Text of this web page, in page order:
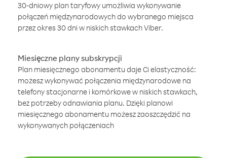
30-dniowy plan taryfowy umożliwia wykonywanie
połączeń międzynarodowych do wybranego miejsca
przez okres 30 dni w niskich stawkach Viber.
Miesięczne plany subskrypcji
Plan miesięcznego abonamentu daje Ci elastyczność:
możesz wykonywać połączenia międzynarodowe na
telefony stacjonarne i komórkowe w niskich stawkach,
bez potrzeby odnawiania planu. Dzięki planowi
miesięcznego abonamentu możesz zaoszczędzić na
wykonywanych połączeniach